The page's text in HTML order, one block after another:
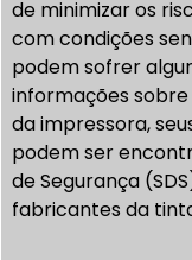
de minimizar os
com condições
podem sofrer
informações
da impressora,
podem ser
de Segurança
fabricantes da